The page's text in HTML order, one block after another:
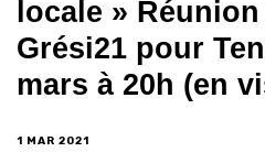
locale »
Grési21 pour
mars à 20h (en
1 MAR 2021